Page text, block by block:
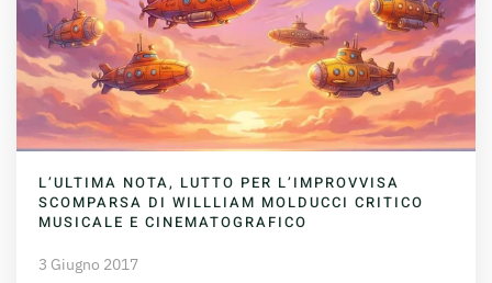
L’ULTIMA NOTA, LUTTO PER L’IMPROVVISA
SCOMPARSA DI WILLLIAM MOLDUCCI CRITICO
MUSICALE E CINEMATOGRAFICO
3 Giugno 2017